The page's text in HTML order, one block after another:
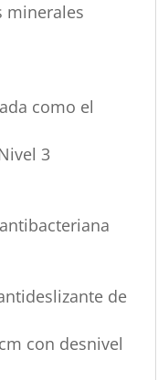
minerales
como el
3
de
con desnivel